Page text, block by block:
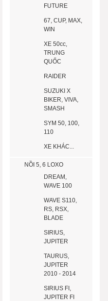
FUTURE
67, CUP, MAX,
WIN
XE 50cc,
TRUNG
QUỐC
RAIDER
SUZUKI X
BIKER, VIVA,
SMASH
SYM 50, 100,
110
XE KHÁC...
NỒI 5, 6 LOXO
DREAM,
WAVE 100
WAVE S110,
RS, RSX,
BLADE
SIRIUS,
JUPITER
TAURUS,
JUPITER
2010 - 2014
SIRIUS FI,
JUPITER FI